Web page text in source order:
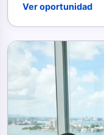
Ver oportunidad